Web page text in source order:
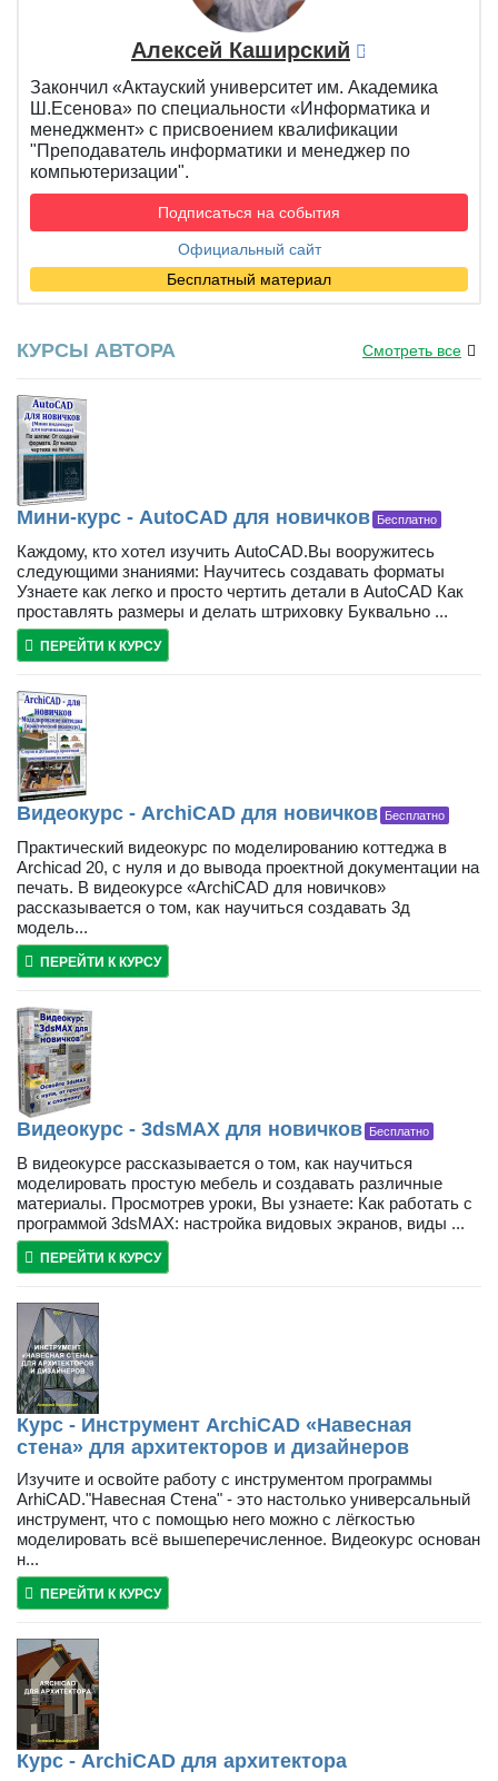
Алексей Каширский
Закончил «Актауский университет им. Академика
Ш.Есенова» по специальности «Информатика и
менеджмент» с присвоением квалификации
"Преподаватель информатики и менеджер по
компьютеризации".
Подписаться на события
Официальный сайт
Бесплатный материал
КУРСЫ АВТОРА Смотреть все
Мини-курс - AutoCAD для новичков Бесплатно
Каждому, кто хотел изучить AutoCAD.Вы вооружитесь
следующими знаниями: Научитесь создавать форматы
Узнаете как легко и просто чертить детали в AutoCAD Как
проставлять размеры и делать штриховку Буквально ...
ПЕРЕЙТИ К КУРСУ
Видеокурс - ArchiCAD для новичков Бесплатно
Практический видеокурс по моделированию коттеджа в
Archicad 20, с нуля и до вывода проектной документации на
печать. В видеокурсе «ArchiCAD для новичков»
рассказывается о том, как научиться создавать 3д
модель...
ПЕРЕЙТИ К КУРСУ
Видеокурс - 3dsMAX для новичков Бесплатно
В видеокурсе рассказывается о том, как научиться
моделировать простую мебель и создавать различные
материалы. Просмотрев уроки, Вы узнаете: Как работать с
программой 3dsMAX: настройка видовых экранов, виды ...
ПЕРЕЙТИ К КУРСУ
Курс - Инструмент ArchiCAD «Навесная
стена» для архитекторов и дизайнеров
Изучите и освойте работу с инструментом программы
ArhiCAD."Навесная Стена" - это настолько универсальный
инструмент, что с помощью него можно с лёгкостью
моделировать всё вышеперечисленное. Видеокурс основан
н...
ПЕРЕЙТИ К КУРСУ
Курс - ArchiCAD для архитектора